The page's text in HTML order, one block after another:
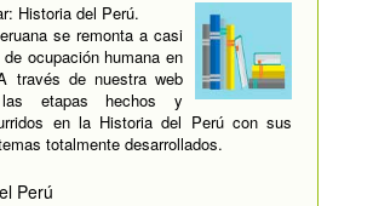
Historia del Perú.
se remonta a casi
ocupación humana en
través de nuestra web
las etapas hechos y
en la Historia del Perú con sus
totalmente desarrollados.
Perú